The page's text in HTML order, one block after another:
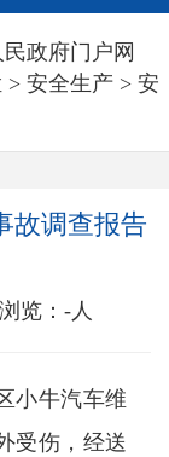
政府门户网
> 安全生产 > 安
故调查报告
浏览： -人
小牛汽车维
受伤，经送